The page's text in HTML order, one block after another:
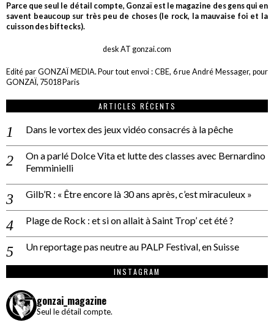
Parce que seul le détail compte, Gonzaï est le magazine des gens qui en
savent beaucoup sur très peu de choses (le rock, la mauvaise foi et la
cuisson des biftecks).
desk AT gonzai.com
Edité par GONZAÏ MEDIA. Pour tout envoi : CBE, 6 rue André Messager, pour
GONZAÏ, 75018 Paris
ARTICLES RÉCENTS
Dans le vortex des jeux vidéo consacrés à la pêche
On a parlé Dolce Vita et lutte des classes avec Bernardino
Femminielli
Gilb’R : « Être encore là 30 ans après, c’est miraculeux »
Plage de Rock : et si on allait à Saint Trop’ cet été ?
Un reportage pas neutre au PALP Festival, en Suisse
INSTAGRAM
gonzai_magazine
Seul le détail compte.